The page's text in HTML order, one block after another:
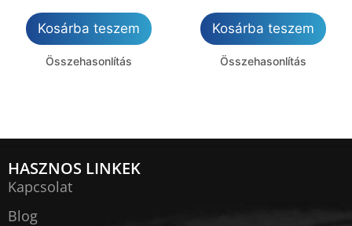
Kosárba teszem
Összehasonlítás
Kosárba teszem
Összehasonlítás
HASZNOS LINKEK
Kapcsolat
Blog